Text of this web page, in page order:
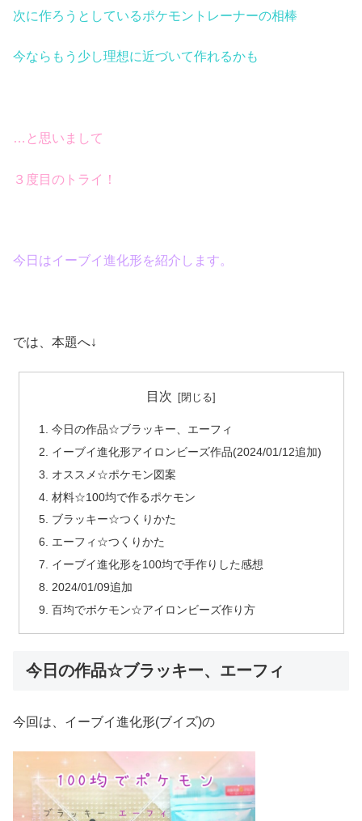
次に作ろうとしているポケモントレーナーの相棒
今ならもう少し理想に近づいて作れるかも
…と思いまして
３度目のトライ！
今日はイーブイ進化形を紹介します。
では、本題へ↓
目次
今日の作品☆ブラッキー、エーフィ
イーブイ進化形アイロンビーズ作品(2024/01/12追加)
オススメ☆ポケモン図案
材料☆100均で作るポケモン
ブラッキー☆つくりかた
エーフィ☆つくりかた
イーブイ進化形を100均で手作りした感想
2024/01/09追加
百均でポケモン☆アイロンビーズ作り方
今日の作品☆ブラッキー、エーフィ
今回は、イーブイ進化形(ブイズ)の